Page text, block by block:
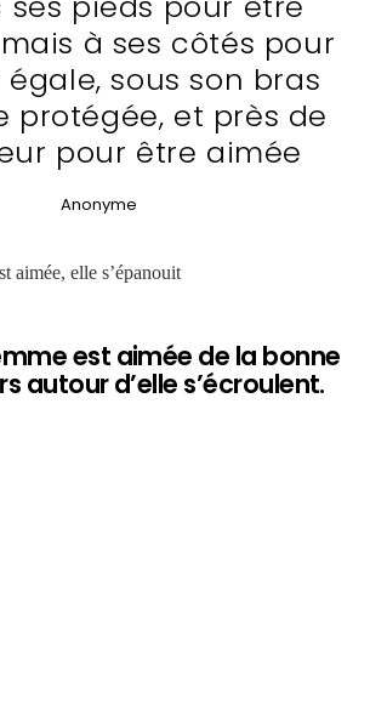
à ses côtés pour
sous son bras
protégée, et près de
pour être aimée
Anonyme
aimée, elle s’épanouit
est aimée de la bonne
autour d’elle s’écroulent.